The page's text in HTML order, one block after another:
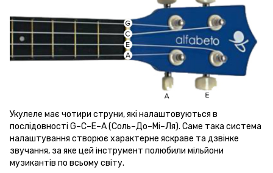
Укулеле має чотири струни, які налаштовуються в
послідовності G–C–E–A (Соль–До–Мі–Ля). Саме така система
налаштування створює характерне яскраве та дзвінке
звучання, за яке цей інструмент полюбили мільйони
музикантів по всьому світу.